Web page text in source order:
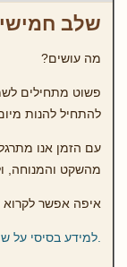
שלב
מה עושים?
פשוט מתחילים
להתחיל להנות
עם הזמן אנו
מהשקט והמנוחה,
איפה אפשר לקרוא
.למידע בסיסי על